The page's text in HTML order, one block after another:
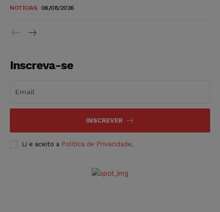
NOTÍCIAS 06/08/2026
Inscreva-se
INSCREVER
Li e aceito a Política de Privacidade.